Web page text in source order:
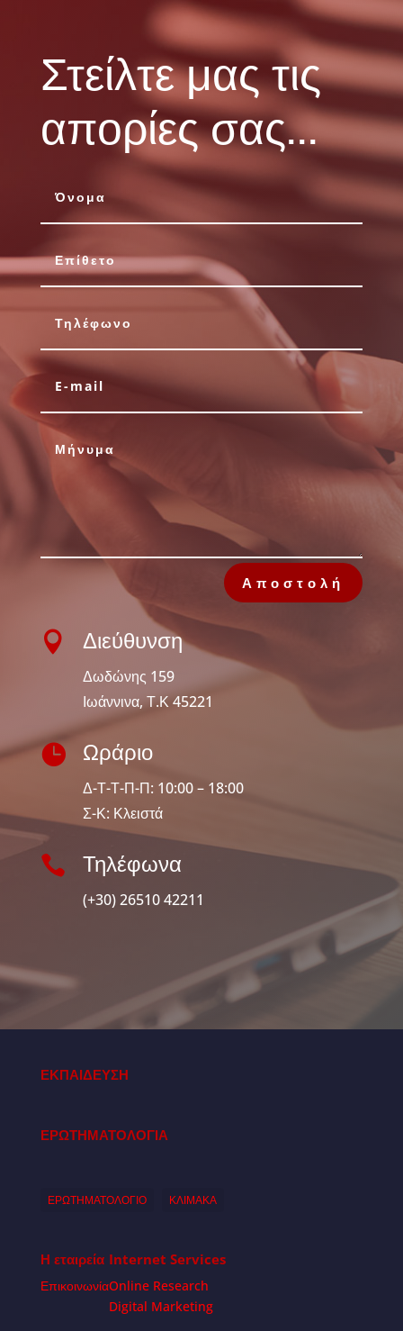
Στείλτε μας τις
απορίες σας...
Αποστολή
 Διεύθυνση
Δωδώνης 159
Ιωάννινα, Τ.Κ 45221
 Ωράριο
Δ-Τ-Τ-Π-Π: 10:00 – 18:00
Σ-Κ: Κλειστά
 Τηλέφωνα
(+30) 26510 42211
ΕΚΠΑΙΔΕΥΣΗ
ΕΡΩΤΗΜΑΤΟΛΟΓΙΑ
ΕΡΩΤΗΜΑΤΟΛΟΓΙΟ ΚΛΙΜΑΚΑ
Η εταιρεία
Επικοινωνία
Internet Services
Online Research
Digital Marketing